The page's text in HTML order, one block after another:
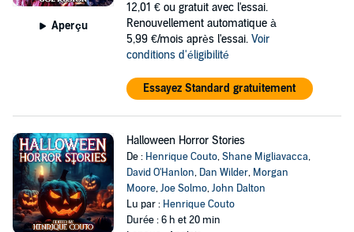
Aperçu
12,01 € ou gratuit avec l'essai.
Renouvellement automatique à
5,99 €/mois après l'essai. Voir
conditions d'éligibilité
Essayez Standard gratuitement
Halloween Horror Stories
De : Henrique Couto,Shane Migliavacca,
David O'Hanlon, Dan Wilder, Morgan
Moore,Joe Solmo,John Dalton
Lu par : Henrique Couto
Durée : 6 h et 20 min